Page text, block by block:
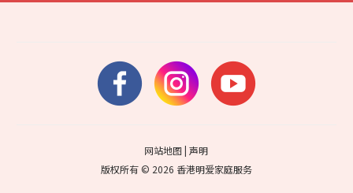
网站地图 |声明
版权所有 © 2026 香港明爱家庭服务